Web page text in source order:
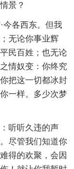
景？
今各西东。但我
无论你事业辉
民百姓；也无论
情奴变：你终究
把这一切都冰封
一样。多少次梦
听听久违的声
尽管我们知道你
得的欢聚，会因